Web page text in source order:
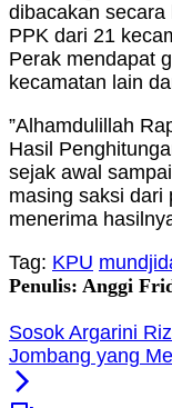
dibacakan
PPK dari 21
Perak mendapat
kecamatan lain
”Alhamdulillah
Hasil
sejak awal
masing saksi dari
menerima
Tag: KPU
Penulis: Anggi
Sosok Argarini
Jombang yang